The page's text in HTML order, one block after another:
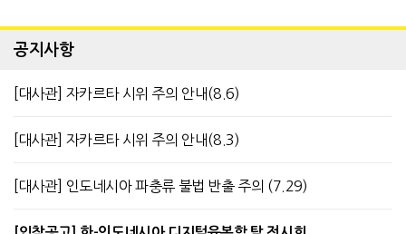
공지사항
[대사관] 자카르타 시위 주의 안내(8.6)
[대사관] 자카르타 시위 주의 안내(8.3)
[대사관] 인도네시아 파충류 불법 반출 주의 (7.29)